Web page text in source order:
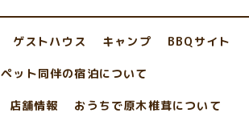
ゲストハウス キャンプ BBQサイト
ペット同伴の宿泊について
店舗情報 おうちで原木椎茸について